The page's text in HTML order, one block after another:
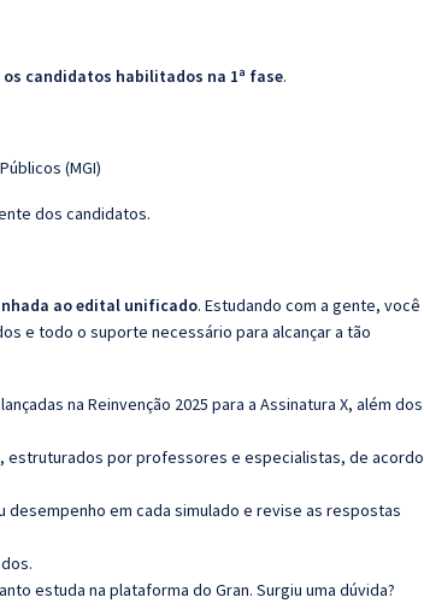
os candidatos habilitados na 1ª fase.
(MGI)
dos candidatos.
ao edital unificado. Estudando com a gente, você
e todo o suporte necessário para alcançar a tão
na Reinvenção 2025 para a Assinatura X, além dos
estruturados por professores e especialistas, de acordo
desempenho em cada simulado e revise as respostas
estuda na plataforma do Gran. Surgiu uma dúvida?